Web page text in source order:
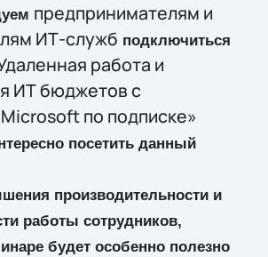
предпринимателям и
ИТ-служб подключиться
работа и
ИТ бюджетов с
по подписке»
посетить данный
производительности и
работы сотрудников,
будет особенно полезно